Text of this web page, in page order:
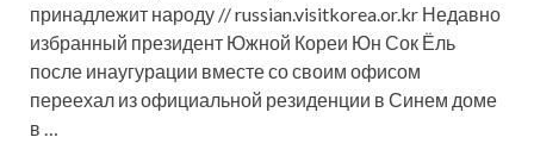
принадлежит народу // russian.visitkorea.or.kr Недавно
избранный президент Южной Кореи Юн Сок Ёль
после инаугурации вместе со своим офисом
переехал из официальной резиденции в Синем доме
в …